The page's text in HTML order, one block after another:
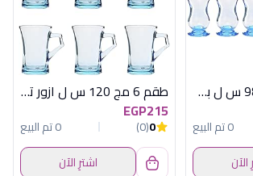
طقم 6 استكانة 98 س ل بيرا تركواز
0 تم البيع
طقم 6 مج 120 س ل ازور تركواز باسابتشة
EGP215
0
(0)
0 تم البيع
اشترِ الآن